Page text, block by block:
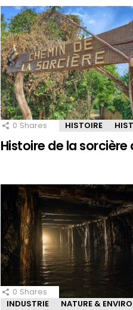
0 Shares HISTOIRE
Histoire de la sorcière
0 Shares
INDUSTRIE
NATURE &